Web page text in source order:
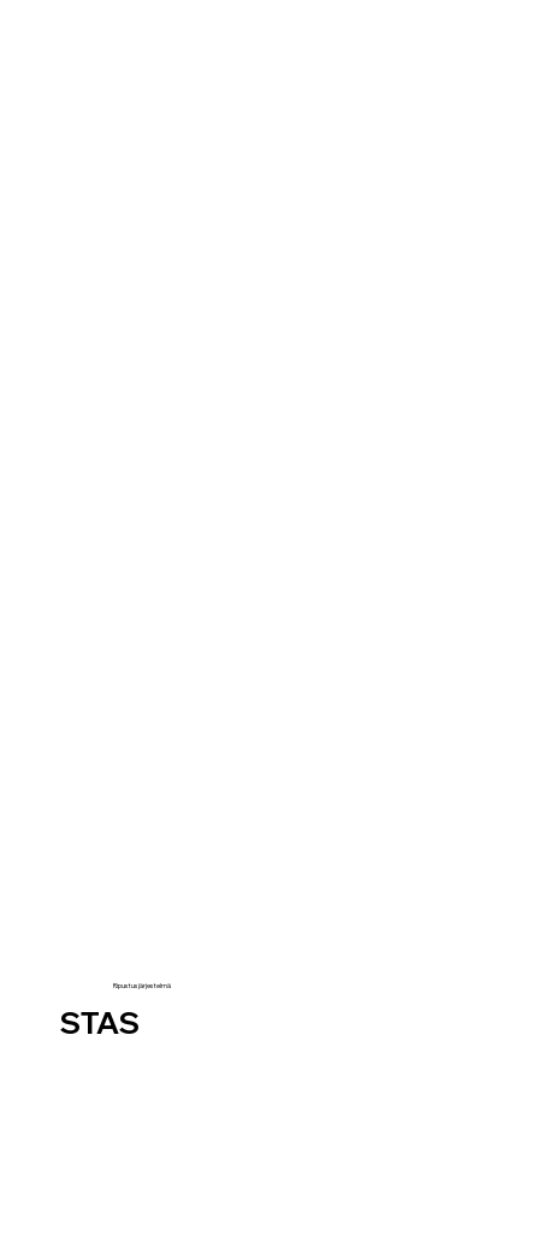
Ripustusjärjestelmä
STAS